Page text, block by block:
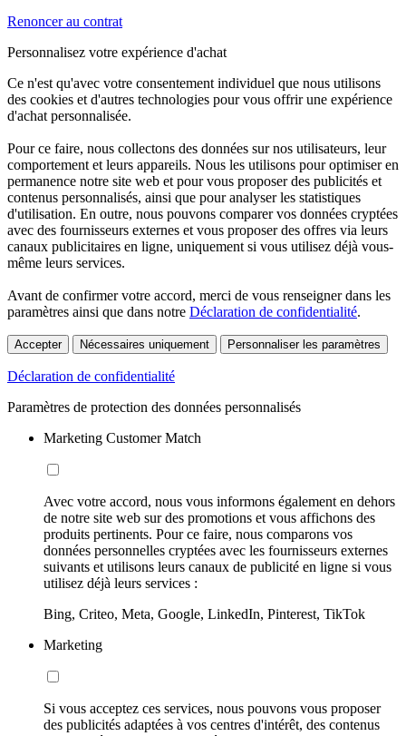
Renoncer au contrat
Personnalisez votre expérience d'achat
Ce n'est qu'avec votre consentement individuel que nous utilisons
des cookies et d'autres technologies pour vous offrir une expérience
d'achat personnalisée.
Pour ce faire, nous collectons des données sur nos utilisateurs, leur
comportement et leurs appareils. Nous les utilisons pour optimiser en
permanence notre site web et pour vous proposer des publicités et
contenus personnalisés, ainsi que pour analyser les statistiques
d'utilisation. En outre, nous pouvons comparer vos données cryptées
avec des fournisseurs externes et vous proposer des offres via leurs
canaux publicitaires en ligne, uniquement si vous utilisez déjà vous-
même leurs services.
Avant de confirmer votre accord, merci de vous renseigner dans les
paramètres ainsi que dans notre Déclaration de confidentialité.
Accepter Nécessaires uniquement Personnaliser les paramètres
Déclaration de confidentialité
Paramètres de protection des données personnalisés
Marketing Customer Match
Avec votre accord, nous vous informons également en dehors
de notre site web sur des promotions et vous affichons des
produits pertinents. Pour ce faire, nous comparons vos
données personnelles cryptées avec les fournisseurs externes
suivants et utilisons leurs canaux de publicité en ligne si vous
utilisez déjà leurs services :
Bing, Criteo, Meta, Google, LinkedIn, Pinterest, TikTok
Marketing
Si vous acceptez ces services, nous pouvons vous proposer
des publicités adaptées à vos centres d'intérêt, des contenus